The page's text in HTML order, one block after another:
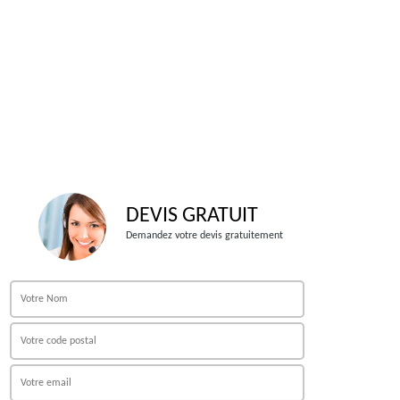
DEVIS GRATUIT
Demandez votre devis gratuitement